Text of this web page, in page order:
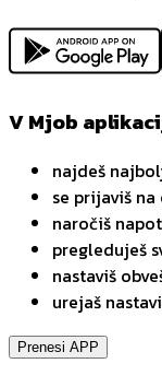
V Mjob
najdeš
se prijaviš
naročiš
pregleduješ
nastaviš
urejaš
Prenesi APP